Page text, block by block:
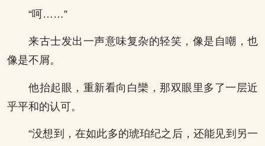
“呵……”
来古士发出一声意味复杂的轻笑，像是自嘲，也
像是不屑。
他抬起眼，重新看向白欒，那双眼里多了一层近
乎平和的认可。
“没想到，在如此多的琥珀纪之后，还能见到另一